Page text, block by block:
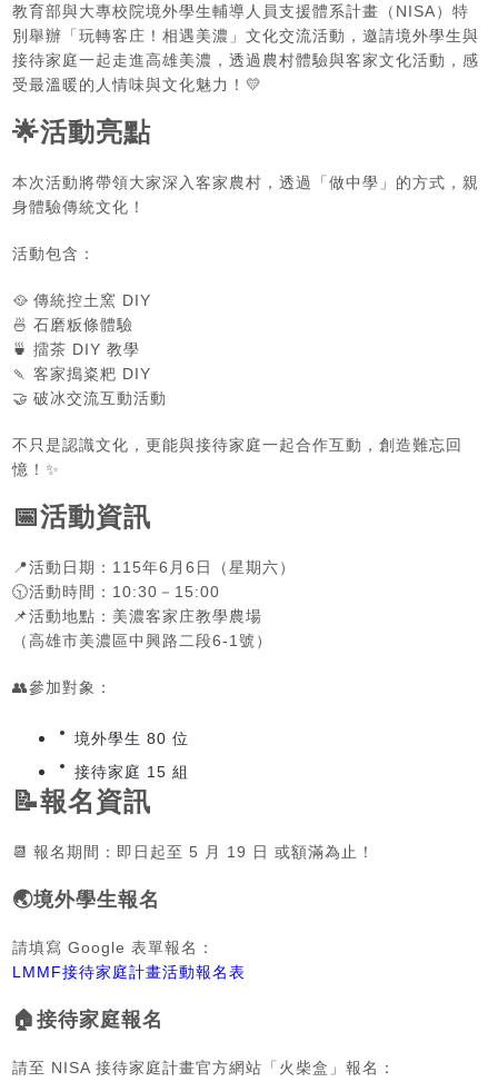
教育部與大專校院境外學生輔導人員支援體系計畫（NISA）特
別舉辦「玩轉客庄！相遇美濃」文化交流活動，邀請境外學生與
接待家庭一起走進高雄美濃，透過農村體驗與客家文化活動，感
受最溫暖的人情味與文化魅力！ 💛
🌟活動亮點
本次活動將帶領大家深入客家農村，透過「做中學」的方式，親
身體驗傳統文化！
活動包含：
🥘 傳統控土窯 DIY
🍜 石磨粄條體驗
🍵 擂茶 DIY 教學
🍡 客家搗粢粑 DIY
🤝 破冰交流互動活動
不只是認識文化，更能與接待家庭一起合作互動，創造難忘回
憶！✨
📅活動資訊
📍活動日期：115年6月6日（星期六）
🕥活動時間：10:30－15:00
📌活動地點：美濃客家庄教學農場
（高雄市美濃區中興路二段6-1號）
👥參加對象：
境外學生 80 位
接待家庭 15 組
📝報名資訊
📆 報名期間：即日起至 5 月 19 日 或額滿為止！
🌏境外學生報名
請填寫 Google 表單報名：
LMMF接待家庭計畫活動報名表
🏠接待家庭報名
請至 NISA 接待家庭計畫官方網站「火柴盒」報名：